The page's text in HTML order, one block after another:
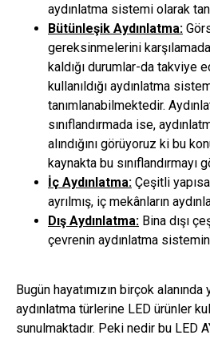
aydınlatma sistemi olarak
Bütünleşik Aydınlatma:
gereksinmelerini
kaldığı durumlar-da takviye
kullanıldığı aydınlatma
tanımlanabilmektedir.
sınıflandırmada ise,
alındığını görüyoruz ki bu
kaynakta bu sınıflandırmayı
İç Aydınlatma: Çeşitli
ayrılmış, iç mekânların
Dış Aydınlatma: Bina dışı
çevrenin aydınlatma
Bugün hayatımızın birçok
aydınlatma türlerine LED ürünler
sunulmaktadır. Peki nedir bu LED